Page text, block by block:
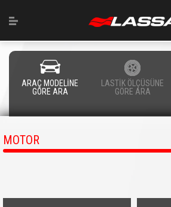
ARAÇ MODELİNE
GÖRE ARA
LASTİK ÖLÇÜSÜNE
GÖRE ARA
MOTOR